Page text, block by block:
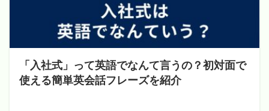
「入社式」って英語でなんて言うの？初対面で
使える簡単英会話フレーズを紹介